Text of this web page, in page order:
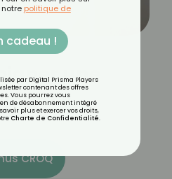
une
?
CROQ
politique de
cadeau !
par Digital Prisma Players
contenant des offres
Vous pourrez vous
de désabonnement intégré
plus et exercer vos droits,
Charte de Confidentialité.